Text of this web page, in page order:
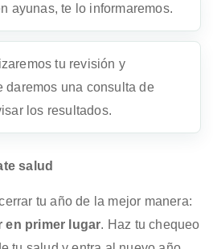
ayunas, te lo informaremos.
tu revisión y
daremos una consulta de
los resultados.
salud
tu año de la mejor manera:
en primer lugar. Haz tu chequeo